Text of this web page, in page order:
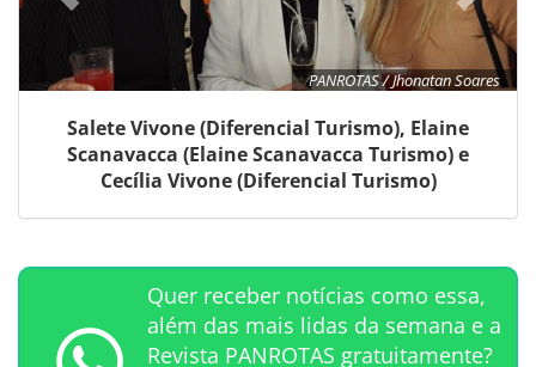
PANROTAS / Jhonatan Soares
Salete Vivone (Diferencial Turismo), Elaine
Scanavacca (Elaine Scanavacca Turismo) e
Cecília Vivone (Diferencial Turismo)
Quer receber notícias como essa,
além das mais lidas da semana e a
Revista PANROTAS gratuitamente?